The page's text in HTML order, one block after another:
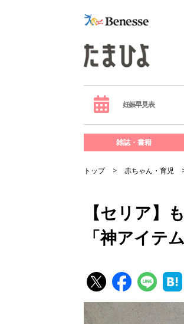
妊娠早見表
雑誌・書籍
トップ 赤ちゃん・育児
【セリア】
「神アイテム